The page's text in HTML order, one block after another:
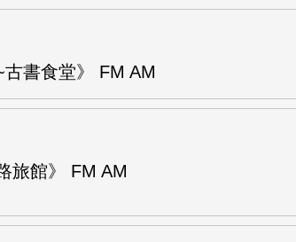
古書食堂》 FM AM
旅館》 FM AM